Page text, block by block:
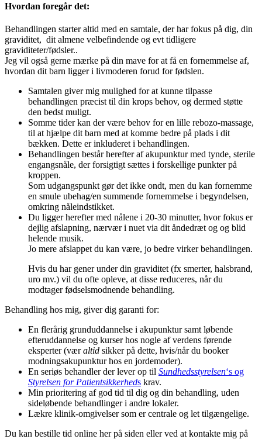
Hvordan foregår det:
Behandlingen starter altid med en samtale, der har fokus på dig, din
graviditet, dit almene velbefindende og evt tidligere
graviditeter/fødsler..
Jeg vil også gerne mærke på din mave for at få en fornemmelse af,
hvordan dit barn ligger i livmoderen forud for fødslen.
Samtalen giver mig mulighed for at kunne tilpasse
behandlingen præcist til din krops behov, og dermed støtte
den bedst muligt.
Somme tider kan der være behov for en lille rebozo-massage,
til at hjælpe dit barn med at komme bedre på plads i dit
bækken. Dette er inkluderet i behandlingen.
Behandlingen består herefter af akupunktur med tynde, sterile
engangsnåle, der forsigtigt sættes i forskellige punkter på
kroppen.
Som udgangspunkt gør det ikke ondt, men du kan fornemme
en smule ubehag/en summende fornemmelse i begyndelsen,
omkring nåleindstikket.
Du ligger herefter med nålene i 20-30 minutter, hvor fokus er
dejlig afslapning, nærvær i nuet via dit åndedræt og og blid
helende musik.
Jo mere afslappet du kan være, jo bedre virker behandlingen.
Hvis du har gener under din graviditet (fx smerter, halsbrand,
uro mv.) vil du ofte opleve, at disse reduceres, når du
modtager fødselsmodnende behandling.
Behandling hos mig, giver dig garanti for:
En flerårig grunduddannelse i akupunktur samt løbende
efteruddannelse og kurser hos nogle af verdens førende
eksperter (væraltid sikker på dette, hvis/når du booker
modningsakupunktur hos en jordemoder).
En seriøs behandler der lever op til Sundhedsstyrelsen‘s og
Styrelsen for Patientsikkerheds krav.
Min prioritering af god tid til dig og din behandling, uden
sideløbende behandlinger i andre lokaler.
Lækre klinik-omgivelser som er centrale og let tilgængelige.
Du kan bestille tid online her på siden eller ved at kontakte mig på